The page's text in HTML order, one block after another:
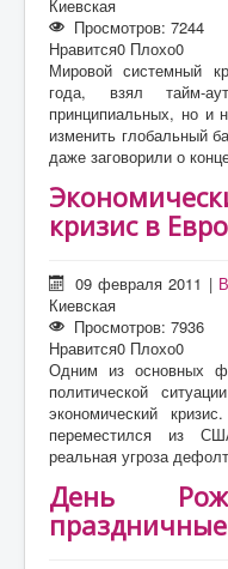
Киевская
Просмотров: 7244
Нравится0 Плохо0
Мировой системный
года, взял тайм-
принципиальных, но и
изменить глобальный
даже заговорили о
кризис в
09 февраля 2011 |
Киевская
Просмотров: 7936
Нравится0 Плохо0
Одним из основных
политической
экономический
переместился из
реальная угроза
День